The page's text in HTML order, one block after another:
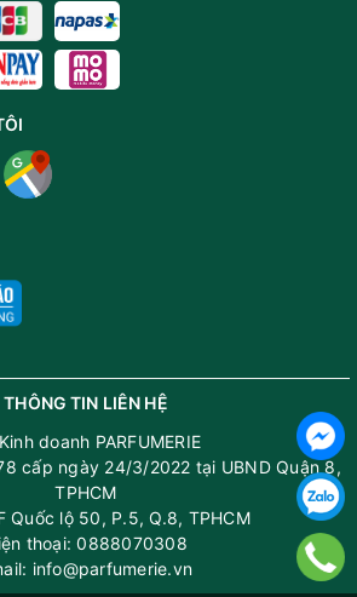
THÔNG TIN LIÊN HỆ
doanh PARFUMERIE
cấp ngày 24/3/2022 tại UBND Quận 8,
TPHCM
Quốc lộ 50, P.5, Q.8, TPHCM
thoại: 0888070308
info@parfumerie.vn